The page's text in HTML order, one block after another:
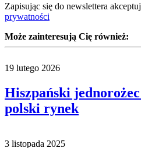
Zapisując się do newslettera
prywatności
Może zainteresują Cię również:
19 lutego 2026
Hiszpański
polski rynek
3 listopada 2025